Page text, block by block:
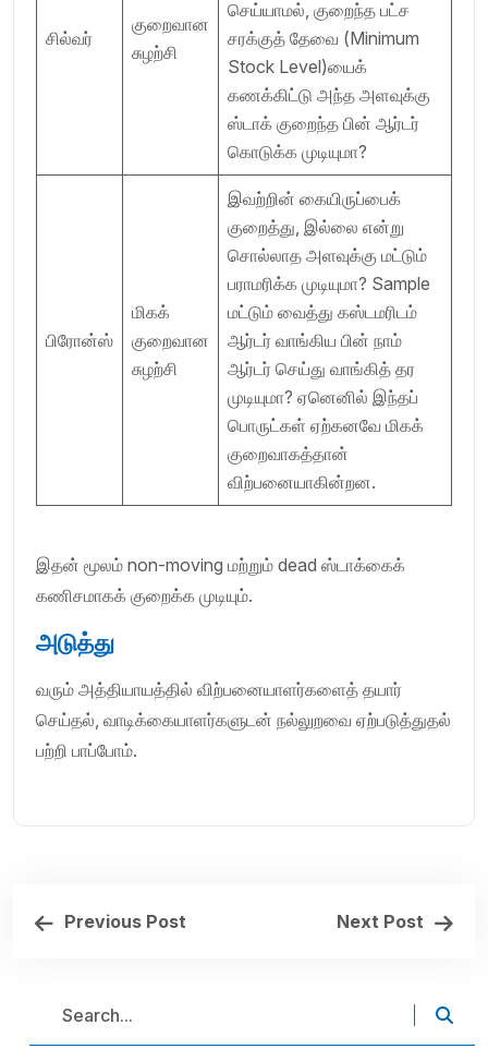
சில்வர்
குறைவான
சுழற்சி
செய்யாமல், குறைந்த பட்ச
சரக்குத் தேவை (Minimum
Stock Level)யைக்
கணக்கிட்டு அந்த அளவுக்கு
ஸ்டாக் குறைந்த பின் ஆர்டர்
கொடுக்க முடியுமா?
பிரோன்ஸ்
மிகக்
குறைவான
சுழற்சி
இவற்றின் கையிருப்பைக்
குறைத்து, இல்லை என்று
சொல்லாத அளவுக்கு மட்டும்
பராமரிக்க முடியுமா? Sample
மட்டும் வைத்து கஸ்டமரிடம்
ஆர்டர் வாங்கிய பின் நாம்
ஆர்டர் செய்து வாங்கித் தர
முடியுமா? ஏனெனில் இந்தப்
பொருட்கள் ஏற்கனவே மிகக்
குறைவாகத்தான்
விற்பனையாகின்றன.
இதன் மூலம் non-moving மற்றும் dead ஸ்டாக்கைக்
கணிசமாகக் குறைக்க முடியும்.
அடுத்து
வரும் அத்தியாயத்தில் விற்பனையாளர்களைத் தயார்
செய்தல், வாடிக்கையாளர்களுடன் நல்லுறவை ஏற்படுத்துதல்
பற்றி பாப்போம்.
Previous Post Next Post